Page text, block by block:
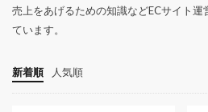
売上をあげるための知識などECサイト
ています。
新着順 人気順